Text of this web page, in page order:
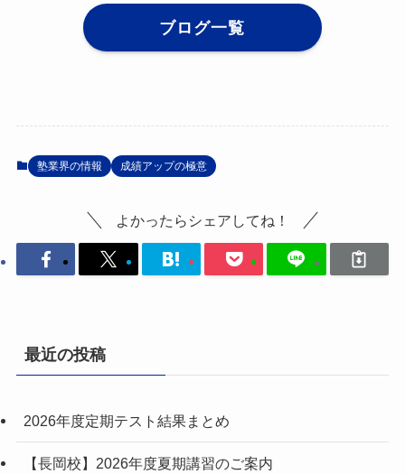
ブログ一覧
塾業界の情報 成績アップの極意
よかったらシェアしてね！
最近の投稿
2026年度定期テスト結果まとめ
【長岡校】2026年度夏期講習のご案内